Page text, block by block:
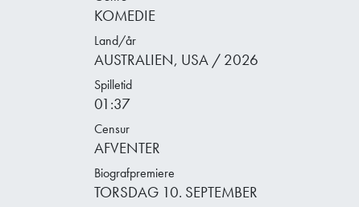
KOMEDIE
Land/år
AUSTRALIEN, USA / 2026
Spilletid
01:37
Censur
AFVENTER
Biografpremiere
TORSDAG 10. SEPTEMBER